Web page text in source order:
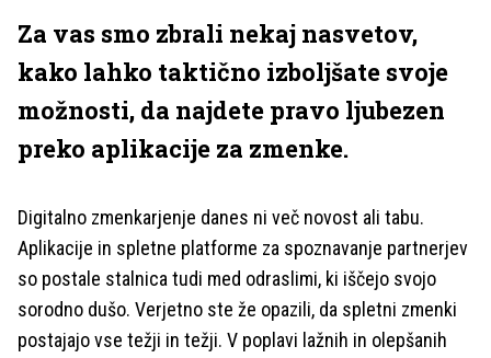
Za vas smo zbrali nekaj nasvetov,
kako lahko taktično izboljšate svoje
možnosti, da najdete pravo ljubezen
preko aplikacije za zmenke.
Digitalno zmenkarjenje danes ni več novost ali tabu.
Aplikacije in spletne platforme za spoznavanje partnerjev
so postale stalnica tudi med odraslimi, ki iščejo svojo
sorodno dušo. Verjetno ste že opazili, da spletni zmenki
postajajo vse težji in težji. V poplavi lažnih in olepšanih